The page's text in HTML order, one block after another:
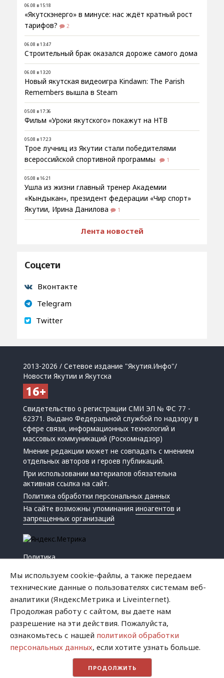
06.08 в 15:18
«Якутскэнерго» в минусе: нас ждёт кратный рост
тарифов?
2
06.08 в 13:47
Строительный брак оказался дороже самого дома
06.08 в 13:20
Новый якутская видеоигра Kindawn: The Parish
Remembers вышла в Steam
05.08 в 17:36
Фильм «Уроки якутского» покажут на НТВ
05.08 в 17:23
Трое лучниц из Якутии стали победителями
всероссийской спортивной программы
1
05.08 в 16:21
Ушла из жизни главный тренер Академии
«Кындыкан», президент федерации «Чир спорт»
Якутии, Ирина Данилова
1
Лента новостей
Соцсети
Вконтакте
Telegram
Twitter
2013-2026 / Сетевое издание "Якутия.Инфо"/
Новости Якутии и Якутска
Свидетельство о регистрации СМИ ЭЛ № ФС 77 -
62371. Выдано Федеральной службой по надзору в
сфере связи, информационных технологий и
массовых коммуникаций (Роскомнадзор)
Мнение редакции может не совпадать с мнением
отдельных авторов и героев публикаций.
При использовании материалов обязательна
активная ссылка на сайт.
Политика обработки персональных данных
На сайте возможны упоминанияиноагентов и
запрещенных организаций
Политика
Криминал
Успех
Хватит это терпеть
Мы используем cookie-файлы, а также передаем
технические данные о пользователях системам веб-
аналитики (ЯндексМетрика и Liveinternet).
Продолжая работу с сайтом, вы даете нам
разрешение на эти действия. Пожалуйста,
ознакомьтесь с нашей политикой обработки
персональных данных, если хотите узнать больше.
ПРОДОЛЖИТЬ